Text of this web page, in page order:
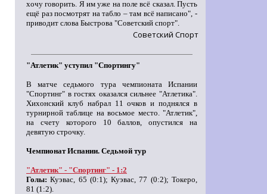
хочу говорить. Я им уже на поле всё сказал. Пусть
ещё раз посмотрят на табло – там всё написано", -
приводит слова Быстрова "Советский спорт".
Советский Спорт
"Атлетик" уступил "Спортингу"
В матче седьмого тура чемпионата Испании
"Спортинг" в гостях оказался сильнее "Атлетика".
Хихонский клуб набрал 11 очков и поднялся в
турнирной таблице на восьмое место. "Атлетик",
на счету которого 10 баллов, опустился на
девятую строчку.
Чемпионат Испании. Седьмой тур
"Атлетик" - "Спортинг" - 1:2
Голы: Куэвас, 65 (0:1); Куэвас, 77 (0:2); Токеро,
81 (1:2).